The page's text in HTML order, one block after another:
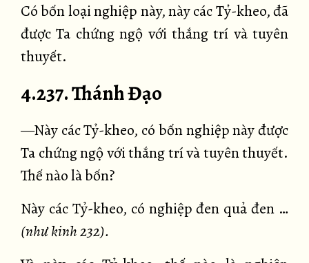
Có bốn loại nghiệp này, này các Tỷ-kheo, đã
được Ta chứng ngộ với thắng trí và tuyên
thuyết.
4.237. Thánh Đạo
—Này các Tỷ-kheo, có bốn nghiệp này được
Ta chứng ngộ với thắng trí và tuyên thuyết.
Thế nào là bốn?
Này các Tỷ-kheo, có nghiệp đen quả đen …
(như kinh 232).